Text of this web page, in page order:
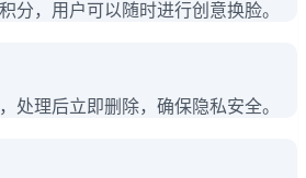
分，用户可以随时进行创意换脸。
处理后立即删除，确保隐私安全。